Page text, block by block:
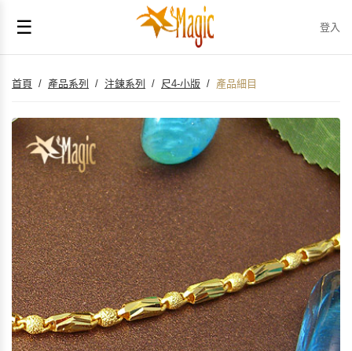
☰ 登入
首頁 / 產品系列 / 注鍊系列 / 尺4-小版 / 產品細目